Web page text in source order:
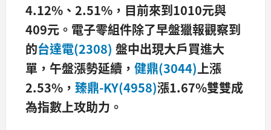
4.12% 、2.51% ，目前來到1010元與
409元。電子零組件除了早盤獵報觀察到
的台達電(2308) 盤中出現大戶買進大
單，午盤漲勢延續， 健鼎(3044)上漲
2.53% ， 臻鼎-KY(4958)漲1.67%雙雙成
為指數上攻助力。